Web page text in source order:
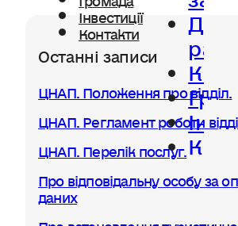
Інвестиції
Контакти ради
Останні записи
ЦНАП. Положення про відділ.
ЦНАП. Регламент роботи
ЦНАП. Перелік послуг.
Про відповідальну особу за
даних